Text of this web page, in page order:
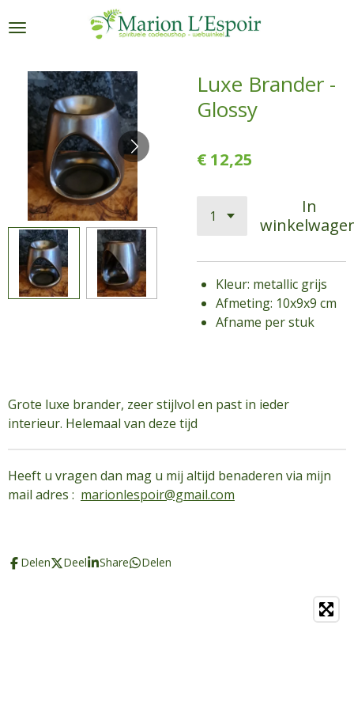
direct
hoofdinhoud
Luxe Brander -
Glossy
€ 12,25
In
Kleur: metallic grijs
Afmeting: 10x9x9 cm
Afname per stuk
Grote luxe brander, zeer stijlvol en past in ieder
interieur. Helemaal van deze tijd
Heeft u vragen dan mag u mij altijd benaderen via mijn
mail adres : marionlespoir@gmail.com
Delen Deel Share Delen